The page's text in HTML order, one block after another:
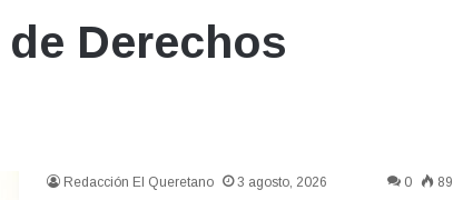
Derechos
Redacción El Queretano 3 agosto, 2026 0 89